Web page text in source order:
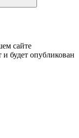
сайте
будет опубликован